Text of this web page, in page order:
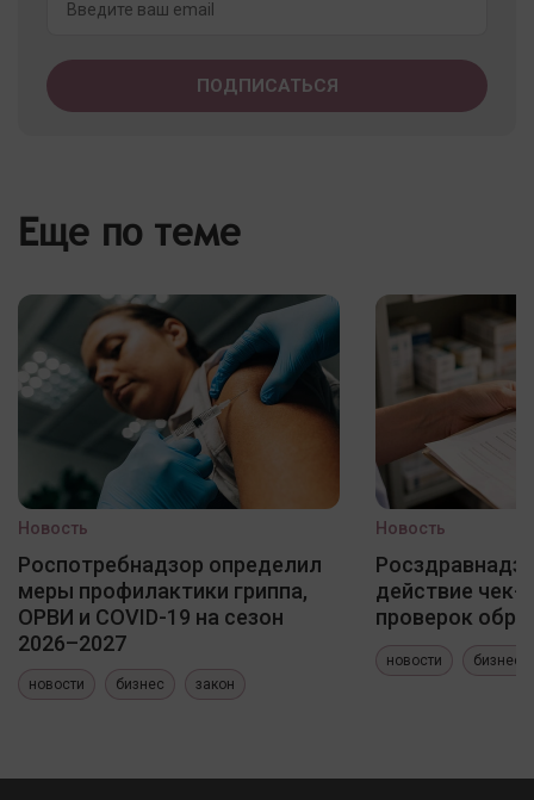
Еще по теме
Новость
Роспотребнадзор определил
меры профилактики гриппа,
ОРВИ и COVID-19 на сезон
2026–2027
новости бизнес закон
Новость
действие чек-
проверок
новости бизнес